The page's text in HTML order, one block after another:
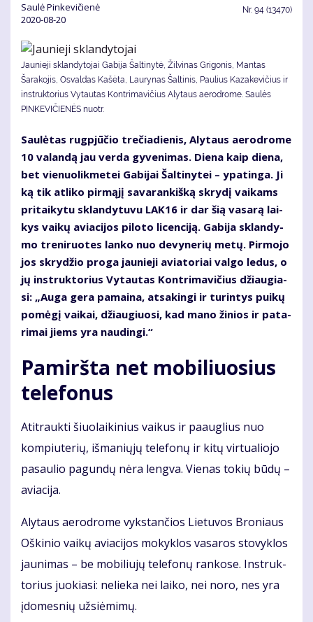
Saulė Pinkevičienė
2020-08-20
Nr. 94 (13470)
Jaunieji sklandytojai Gabija Šaltinytė, Žilvinas Grigonis, Mantas
Šarakojis, Osvaldas Kašėta, Laurynas Šaltinis, Paulius Kazakevičius ir
instruktorius Vytautas Kontrimavičius Alytaus aerodrome. Saulės
PINKEVIČIENĖS nuotr.
Sau­lė­tas rug­pjū­čio tre­čia­die­nis, Aly­taus ae­ro­dro­me
10 va­lan­dą jau ver­da gy­ve­ni­mas. Die­na kaip die­na,
bet vie­nuo­lik­me­tei Ga­bi­jai Šal­ti­ny­tei – ypa­tin­ga. Ji
ką tik at­li­ko pir­mą­jį sa­va­ran­kiš­ką skry­dį vai­kams
pri­tai­ky­tu sklan­dy­tu­vu LAK16 ir dar šią va­sa­rą lai­
kys vai­kų avia­ci­jos pi­lo­to li­cen­ci­ją. Ga­bi­ja sklan­dy­
mo tre­ni­ruo­tes lan­ko nuo de­vy­ne­rių me­tų. Pir­mo­jo
jos skry­džio pro­ga jau­nie­ji avia­to­riai val­go le­dus, o
jų in­struk­to­rius Vy­tau­tas Kon­tri­ma­vi­čius džiau­gia­
si: „Au­ga ge­ra pa­mai­na, at­sa­kin­gi ir tu­rin­tys pui­kų
po­mė­gį vai­kai, džiau­giuo­si, kad ma­no ži­nios ir pa­ta­
ri­mai jiems yra nau­din­gi.“
Pamiršta net mobiliuosius
telefonus
Ati­trauk­ti šiuo­lai­ki­nius vai­kus ir pa­aug­lius nuo
kom­piu­te­rių, iš­ma­nių­jų te­le­fo­nų ir ki­tų vir­tu­a­lio­jo
pa­sau­lio pa­gun­dų nė­ra leng­va. Vie­nas to­kių bū­dų –
avia­ci­ja.
Aly­taus ae­ro­dro­me vyks­tan­čios Lie­tu­vos Bro­niaus
Oš­ki­nio vai­kų avia­ci­jos mo­kyk­los va­sa­ros sto­vyk­los
jau­ni­mas – be mo­bi­liu­jų te­le­fo­nų ran­ko­se. In­struk­
to­rius juo­kia­si: ne­lie­ka nei lai­ko, nei no­ro, nes yra
įdo­mes­nių už­si­ė­mi­mų.